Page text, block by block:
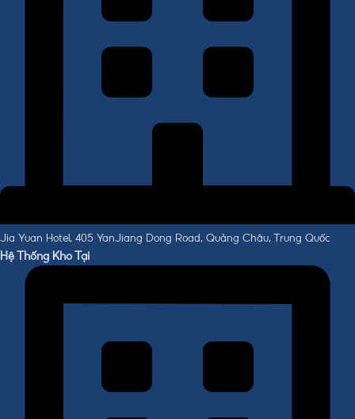
Jia Yuan Hotel, 405 YanJiang Dong Road, Quảng Châu, Trung Quốc
Hệ Thống Kho Tại